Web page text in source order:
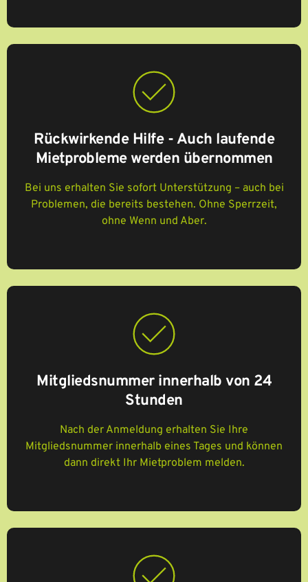
Rückwirkende Hilfe - Auch laufende
Mietprobleme werden übernommen
Bei uns erhalten Sie sofort Unterstützung – auch bei
Problemen, die bereits bestehen. Ohne Sperrzeit,
ohne Wenn und Aber.
Mitgliedsnummer innerhalb von 24
Stunden
Nach der Anmeldung erhalten Sie Ihre
Mitgliedsnummer innerhalb eines Tages und können
dann direkt Ihr Mietproblem melden.